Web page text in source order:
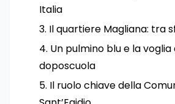
Italia
Il quartiere Magliana: tra
Un pulmino blu e la
doposcuola
Il ruolo chiave della